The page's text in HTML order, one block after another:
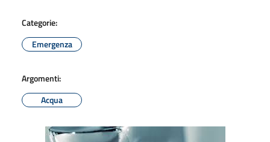
Categorie:
Emergenza
Argomenti:
Acqua